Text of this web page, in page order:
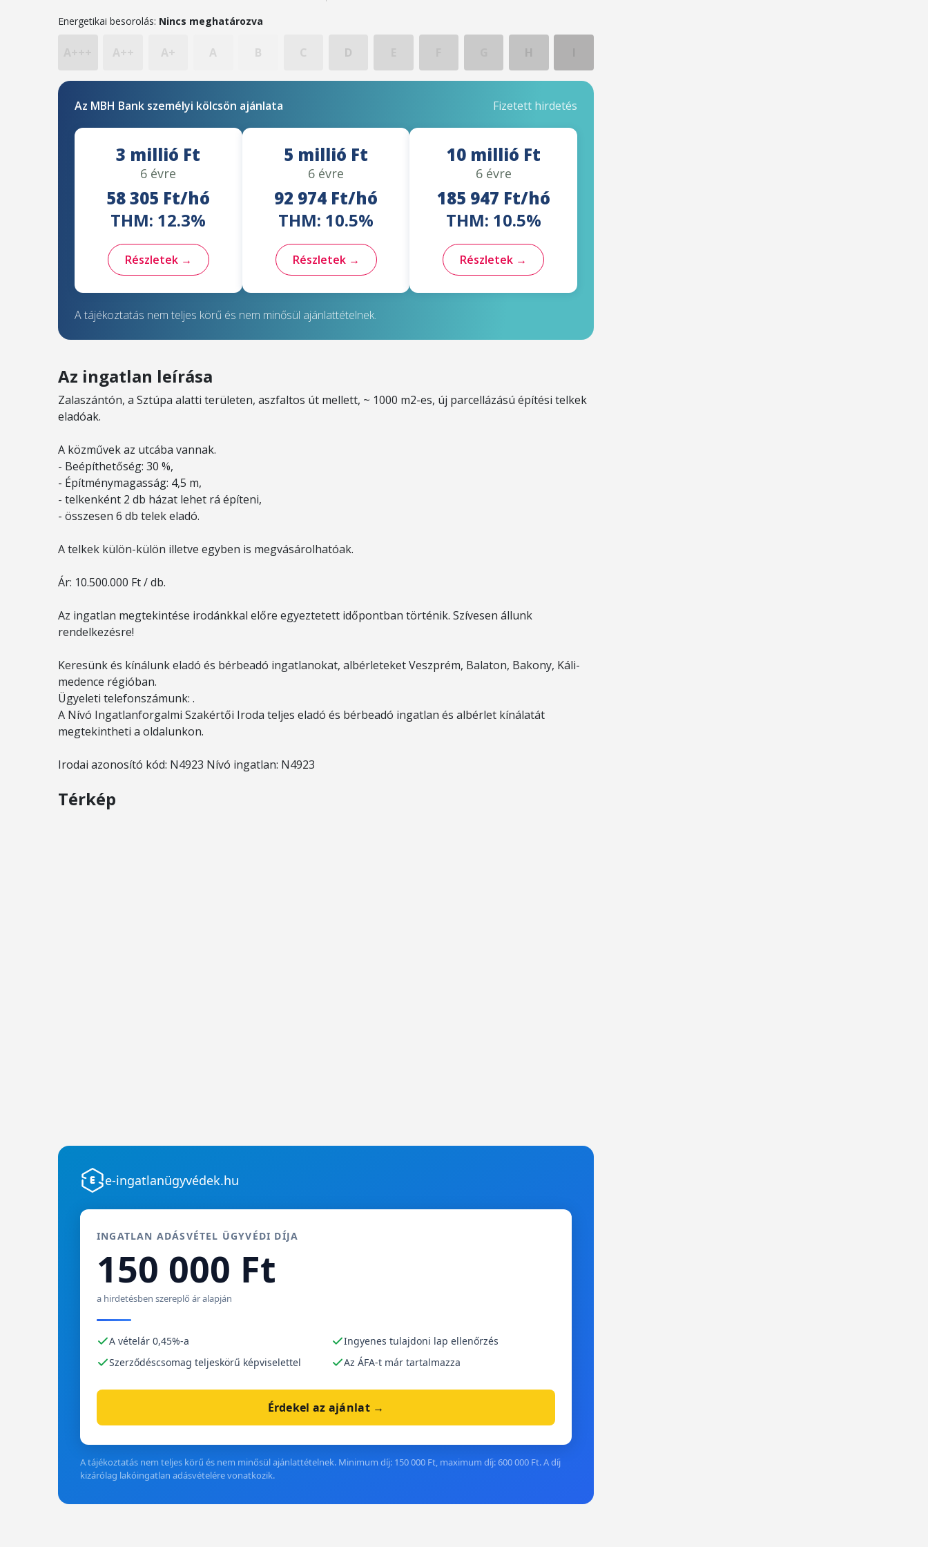
Energetikai besorolás: Nincs meghatározva
A++ A+ A B C D
Az MBH Bank személyi kölcsön ajánlata Fizetett hirdetés
3 millió Ft
6 évre
58 305 Ft/hó
THM: 12.3%
Részletek →
5 millió Ft
6 évre
92 974 Ft/hó
THM: 10.5%
Részletek →
10 millió Ft
6 évre
185 947 Ft/hó
THM: 10.5%
Részletek →
A tájékoztatás nem teljes körű és nem minősül ajánlattételnek.
Az ingatlan leírása
Zalaszántón, a Sztúpa alatti területen, aszfaltos út mellett, ~ 1000 m2-es, új parcellázású építési telkek
eladóak.
A közművek az utcába vannak.
- Beépíthetőség: 30 %,
- Építménymagasság: 4,5 m,
- telkenként 2 db házat lehet rá építeni,
- összesen 6 db telek eladó.
A telkek külön-külön illetve egyben is megvásárolhatóak.
Ár: 10.500.000 Ft / db.
Az ingatlan megtekintése irodánkkal előre egyeztetett időpontban történik. Szívesen állunk
rendelkezésre!
Keresünk és kínálunk eladó és bérbeadó ingatlanokat, albérleteket Veszprém, Balaton, Bakony, Káli-
medence régióban.
Ügyeleti telefonszámunk: .
A Nívó Ingatlanforgalmi Szakértői Iroda teljes eladó és bérbeadó ingatlan és albérlet kínálatát
megtekintheti a oldalunkon.
Irodai azonosító kód: N4923 Nívó ingatlan: N4923
Térkép
e-ingatlanügyvédek.hu
INGATLAN ADÁSVÉTEL ÜGYVÉDI DÍJA
150 000 Ft
a hirdetésben szereplő ár alapján
A vételár 0,45%-a
Szerződéscsomag teljeskörű képviselettel
Ingyenes tulajdoni lap ellenőrzés
Az ÁFA-t már tartalmazza
Érdekel az ajánlat →
A tájékoztatás nem teljes körű és nem minősül ajánlattételnek. Minimum díj: 150 000 Ft, maximum díj: 600 000 Ft. A díj
kizárólag lakóingatlan adásvételére vonatkozik.